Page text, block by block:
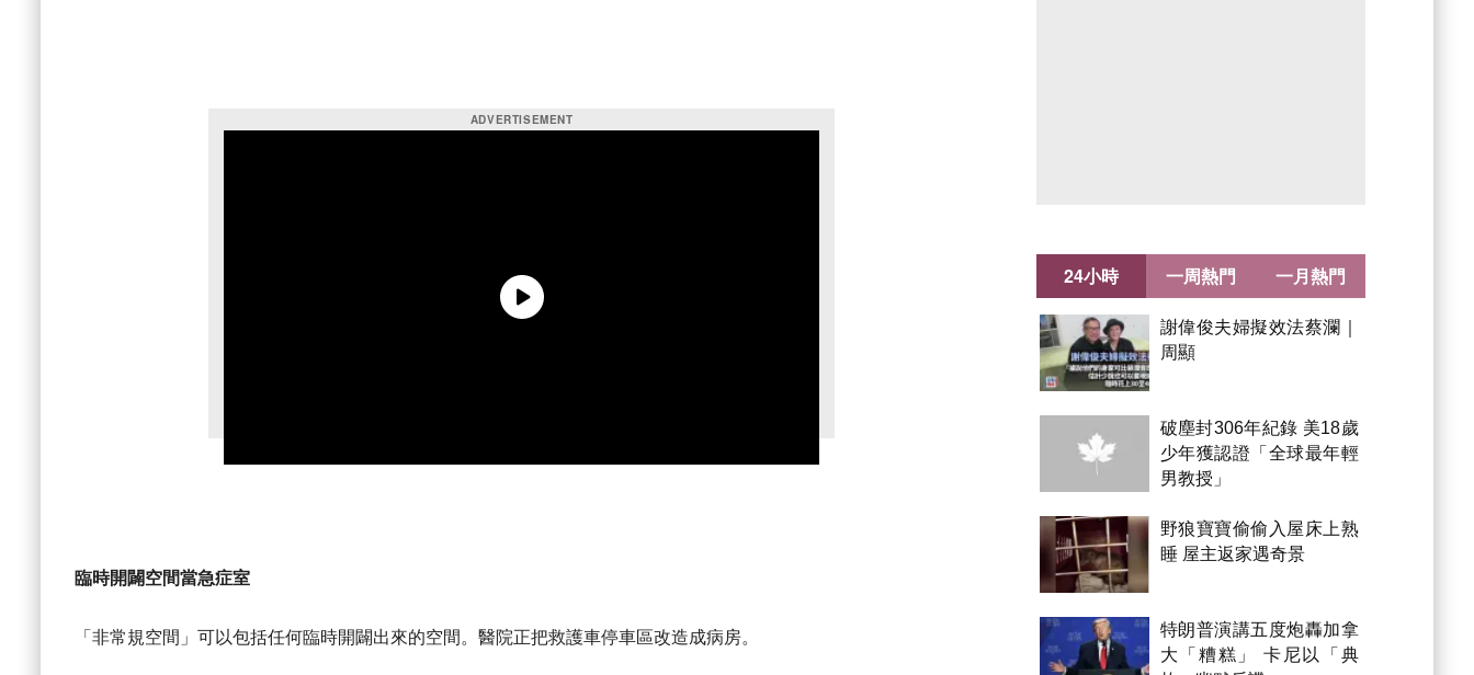
臨時開闢空間當急症室
「非常規空間」可以包括任何臨時開闢出來的空間。醫院正把救護車停車區改造成病房。
24小時
謝偉俊夫婦擬效法蔡瀾｜
周顯
破塵封306年紀錄 美18歲
少年獲認證「全球最年輕
男教授」
野狼寶寶偷偷入屋床上熟
睡 屋主返家遇奇景
特朗普演講五度炮轟加拿
大「糟糕」 卡尼以「典
一周熱門 一月熱門